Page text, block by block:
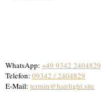
​WhatsApp:+49 9342 2404829
Telefon:09342 / 2404829
E-Mail:termin@hairlight.site